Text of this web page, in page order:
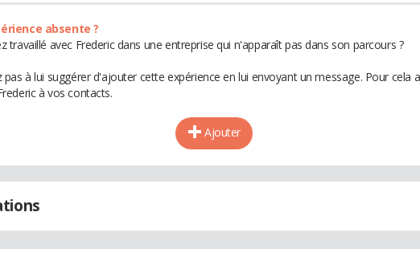
absente ?
travaillé avec Frederic dans une entreprise qui n'apparaît pas dans son parcours ?
pas à lui suggérer d'ajouter cette expérience en lui envoyant un message. Pour cela
à vos contacts.
Ajouter